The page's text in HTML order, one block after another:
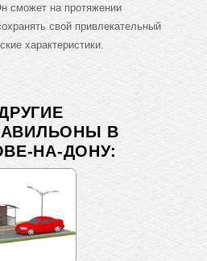
сможет на протяжении
свой привлекательный
характеристики.
В
НА-ДОНУ: